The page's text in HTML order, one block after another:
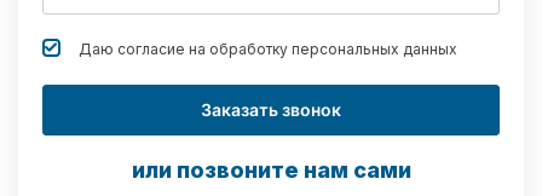
Даю согласие на обработку персональных данных
Заказать звонок
или позвоните нам сами